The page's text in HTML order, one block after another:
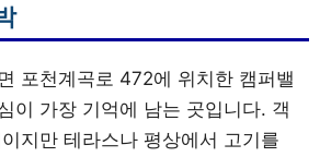
포천계곡로 472에 위치한 캠퍼밸
이 가장 기억에 남는 곳입니다. 객
지만 테라스나 평상에서 고기를